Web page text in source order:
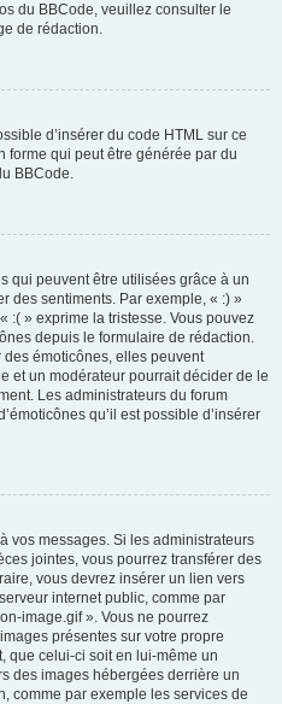
du BBCode, veuillez consulter le
de rédaction.
d’insérer du code HTML sur ce
forme qui peut être générée par du
BBCode.
qui peuvent être utilisées grâce à un
des sentiments. Par exemple, « :) »
:( » exprime la tristesse. Vous pouvez
depuis le formulaire de rédaction.
émoticônes, elles peuvent
et un modérateur pourrait décider de le
Les administrateurs du forum
qu’il est possible d’insérer
vos messages. Si les administrateurs
jointes, vous pourrez transférer des
vous devrez insérer un lien vers
internet public, comme par
image.gif ». Vous ne pourrez
présentes sur votre propre
que celui-ci soit en lui-même un
des images hébergées derrière un
comme par exemple les services de